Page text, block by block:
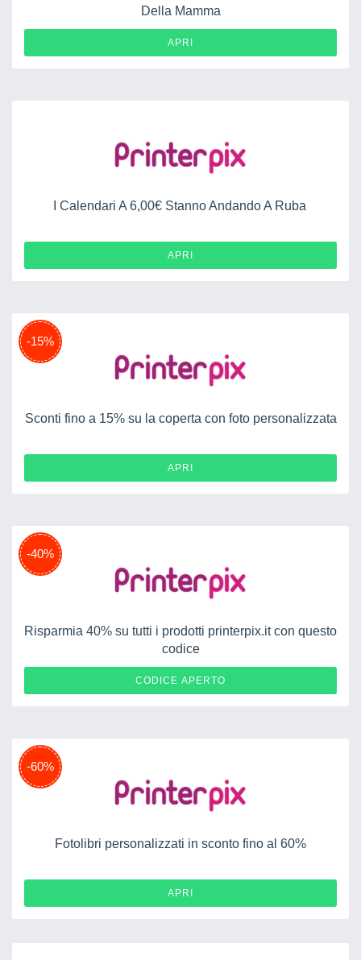
Della Mamma
APRI
I Calendari A 6,00€ Stanno Andando A Ruba
APRI
-15%
Sconti fino a 15% su la coperta con foto personalizzata
APRI
-40%
Risparmia 40% su tutti i prodotti printerpix.it con questo
codice
CODICE APERTO
-60%
Fotolibri personalizzati in sconto fino al 60%
APRI